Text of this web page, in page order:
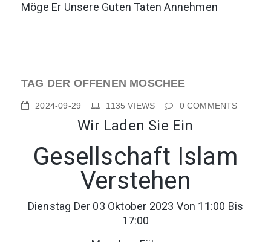
Möge Er Unsere Guten Taten Annehmen
TAG DER OFFENEN MOSCHEE
2024-09-29 1135VIEWS 0COMMENTS
Wir Laden Sie Ein
Gesellschaft Islam
Verstehen
Dienstag Der 03 Oktober 2023 Von 11:00 Bis
17:00